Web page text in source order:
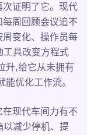
证明了它。现代
周回顾会议追不
变化、操作员每
具改变方程式
升,给它从未拥有
优化工作流。
现代车间力有不
减少停机、提